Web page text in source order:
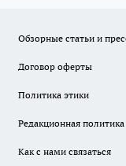
Обзорные статьи и
Договор оферты
Политика этики
Редакционная политика
Как с нами связаться